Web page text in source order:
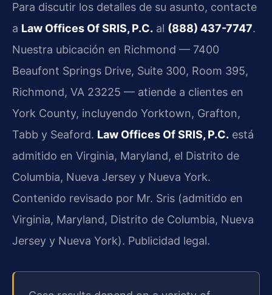
Para discutir los detalles de su asunto, contacte
a Law Offices Of SRIS, P.C. al (888) 437-7747.
Nuestra ubicación en Richmond — 7400
Beaufont Springs Drive, Suite 300, Room 395,
Richmond, VA 23225 — atiende a clientes en
York County, incluyendo Yorktown, Grafton,
Tabb y Seaford. Law Offices Of SRIS, P.C. está
admitido en Virginia, Maryland, el Distrito de
Columbia, Nueva Jersey y Nueva York.
Contenido revisado por Mr. Sris (admitido en
Virginia, Maryland, Distrito de Columbia, Nueva
Jersey y Nueva York). Publicidad legal.